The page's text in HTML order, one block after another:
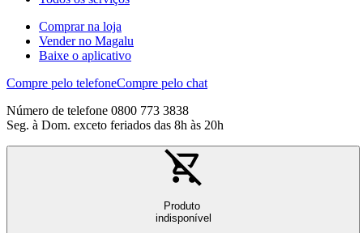
Comprar na loja
Vender no Magalu
Baixe o aplicativo
Compre pelo telefoneCompre pelo chat
Número de telefone 0800 773 3838
Seg. à Dom. exceto feriados das 8h às 20h
Produto
indisponível